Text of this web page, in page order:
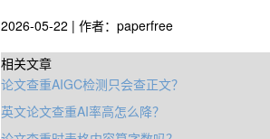
2026-05-22 | 作者：paperfree
相关文章
论文查重AIGC检测只会查正文？
英文论文查重AI率高怎么降？